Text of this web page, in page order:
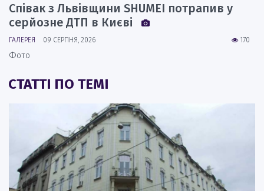
Співак з Львівщини SHUMEI потрапив у
серйозне ДТП в Києві
170
ГАЛЕРЕЯ 09 СЕРПНЯ, 2026
Фото
СТАТТІ ПО ТЕМІ